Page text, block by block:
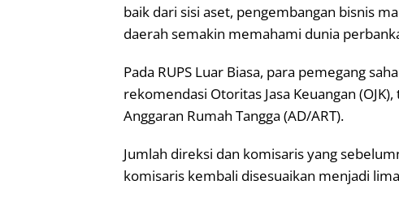
baik dari sisi aset, pengembangan bisnis
daerah semakin memahami dunia
Pada RUPS Luar Biasa, para pemegang
rekomendasi Otoritas Jasa Keuangan
Anggaran Rumah Tangga (AD/ART).
Jumlah direksi dan komisaris yang
komisaris kembali disesuaikan menjadi